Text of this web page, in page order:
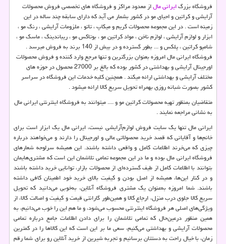
فروشگاه بزرگایرانی مالاز معدود مراکز و فروشگاه های تخصصی فروش محصولات
آرایشی و کراتین و احیای مو در کشور بشمار می آید که دارای سابقه چند ساله در این
زمینه است . در این مجموعه محصولات گریم و میکاپ ، تاتو ، ملزومات آرایشی ، رنگ مو ،
ابزار و لوازم آرایشی ، لوازم ناخن ، مواد کراتین مو ، بوتاکس مو ، ریباندینگ ، ماسک مو ،
شامپو کراتین ، پلکس و ... بطور گسترده و در بیش از 140 برند به فروش میرسد .
فروشگاه ایرانی مال امروزه بعنوان بزرگترین و تنها مرجع وارد کننده و فروش محصولات
اورجینال آرایشی و بهداشتی در کشور بوده که بالغ بر 27000 محصول در حوزه های
مختلف آرایشی و بهداشتی ارائه میکند . همچنین کلیه خدمات این فروشگاه در سراسر
کشور بصورت شبانه روزی بهمراه تحویل سریع کالا ارائه میشود .
متقاضیان بمنظور تهیه محصولات کراتین مو و .... میتوانند به فروشگاه اینترنتی ایرانی مال
به نشانی مراجعه نمایند .
ایرانی مال تنها یک سایت فروش لوازم‌آرایشی نیست، ایرانی مال یک ابزار است برای
خانم‌ها و آقایانی که قصد خرید محصولاتی عالی و اورجینال را دارند و می‌خواهند درباره
چیزی که می‌خرند اطلاعات کامل و واقعی داشته باشند. این همیشه سرلوحه شعارهای
فروشگاه ایرانی مال بوده و ما در این مجموعه تمامی تلاشمان این است که مشتری‌هایمان
بتوانند با اطلاعات کامل از طیف گسترده‌ای از محصولات بازار، توانایی خرید داشته باشند
و در کنار این‌ها، همیشه از اصل بودن و کیفیت بالای خرید خود اطمینان کافی داشته
باشند. شما امروزه به‌عنوان یک مشتری فروشگاه آنلاین، به‌خوبی می‌دانید که تحویل
سریع کالا جلوی درب منزل، ارجاع کالا و همین‌طور گارانتی قیمت و کیفیت و اصالت کالا، از
ویژگی‌های اصلی هر فروشگاه اینترنتی محسوب می‌شود، و ما هم این را خوب می‌دانیم، به
همین منظور درعین‌حال که تمامی تلاشمان را برای دادن اطلاعات جامع درباره تمامی
محصولات آرایشی و بهداشتی می‌کنیم، سعی ما بر این است که این کالاها را در کمترین
زمان، با خیال راحت به دستتان برسانیم و تجربه شیرین از خرید آنلاین رو برای شما رقم